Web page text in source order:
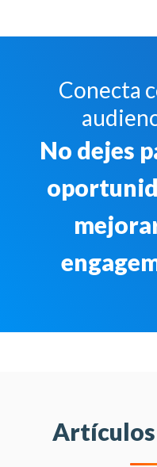
Conecta
No dejes